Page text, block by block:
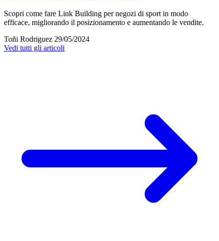
Scopri come fare Link Building per negozi di sport in modo
efficace, migliorando il posizionamento e aumentando le vendite.
Toñi Rodriguez 29/05/2024
Vedi tutti gli articoli